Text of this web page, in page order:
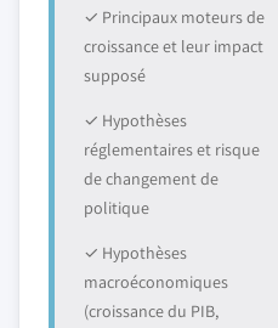
✓ Principaux moteurs de
croissance et leur impact
supposé
✓ Hypothèses
réglementaires et risque
de changement de
politique
✓ Hypothèses
macroéconomiques
(croissance du PIB,